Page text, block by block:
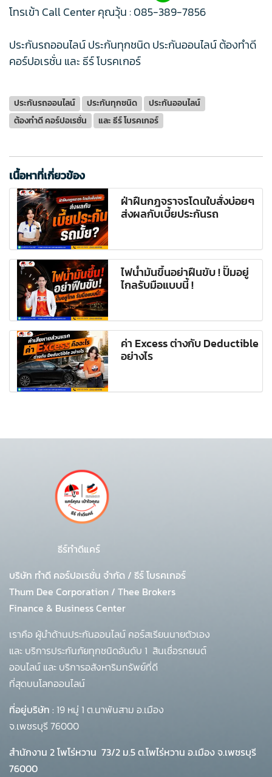
โทรเข้า Call Center คุณวุ้น :085-389-7856
ประกันรถออนไลน์ ประกันทุกชนิด ประกันออนไลน์ ต้องทำดี
คอร์ปอเรชั่น และ ธีร์ โบรคเกอร์
ประกันรถออนไลน์ ประกันทุกชนิด
ประกันออนไลน์
ต้องทำดี คอร์ปอเรชั่น
และ ธีร์ โบรคเกอร์
เนื้อหาที่เกี่ยวข้อง
ฝ่าฝืนกฎจราจรโดนใบสั่งบ่อยๆ
ส่งผลกับเบี้ยประกันรถ
ไฟน้ำมันขึ้นอย่าฝืนขับ ! ปั๊มอยู่
ไกลรับมือแบบนี้ !
ค่า Excess ต่างกับ Deductible
อย่างไร
ธีร์ทำดีแคร์
บริษัท ทำดี คอร์ปอเรชั่น จำกัด / ธีร์ โบรคเกอร์
Thum Dee Corporation / Thee Brokers
Finance & Business Center
เราคือ ผู้นำด้านประกันออนไลน์ คอร์สเรียนนายตัวเอง
และ บริการประกันภัยทุกชนิดอันดับ 1 สินเชื่อรถยนต์
ออนไลน์ และ บริการอสังหาริมทรัพย์ที่ดี
ที่สุดบนโลกออนไลน์
ที่อยู่บริษัท : 19 หมู่ 1 ต.นาพันสาม อ.เมือง
จ.เพชรบุรี 76000
สำนักงาน 2 โพโร่หวาน 73/2 ม.5 ต.โพไร่หวาน อ.เมือง จ.เพชรบุรี
76000